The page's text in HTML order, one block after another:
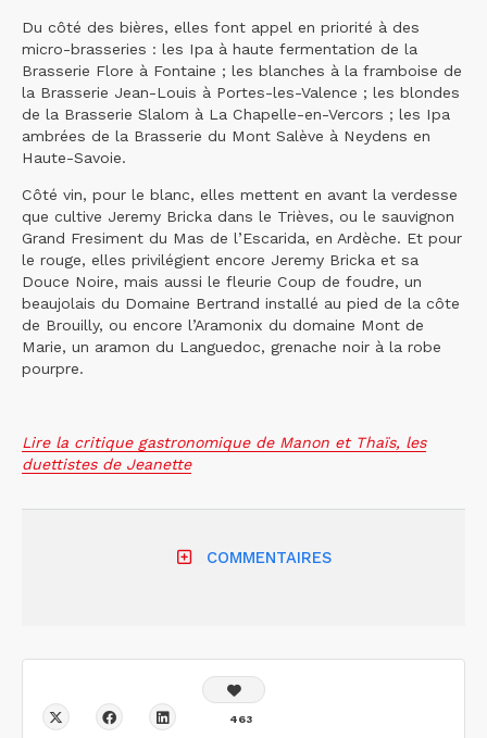
Du côté des bières, elles font appel en priorité à des
micro-brasseries : les Ipa à haute fermentation de la
Brasserie Flore à Fontaine ; les blanches à la framboise de
la Brasserie Jean-Louis à Portes-les-Valence ; les blondes
de la Brasserie Slalom à La Chapelle-en-Vercors ; les Ipa
ambrées de la Brasserie du Mont Salève à Neydens en
Haute-Savoie.
Côté vin, pour le blanc, elles mettent en avant la verdesse
que cultive Jeremy Bricka dans le Trièves, ou le sauvignon
Grand Fresiment du Mas de l’Escarida, en Ardèche. Et pour
le rouge, elles privilégient encore Jeremy Bricka et sa
Douce Noire, mais aussi le fleurie Coup de foudre, un
beaujolais du Domaine Bertrand installé au pied de la côte
de Brouilly, ou encore l’Aramonix du domaine Mont de
Marie, un aramon du Languedoc, grenache noir à la robe
pourpre.
Lire la critique gastronomique de Manon et Thaïs, les
duettistes de Jeanette
COMMENTAIRES
463